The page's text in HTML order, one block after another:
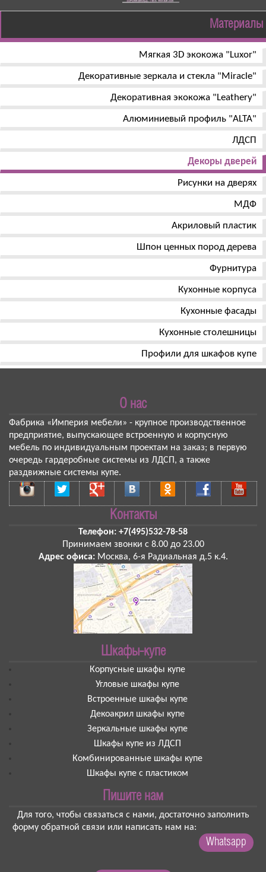
Материалы
Мягкая 3D экокожа "Luxor"
Декоративные зеркала и стекла "Miracle"
Декоративная экокожа "Leathery"
Алюминиевый профиль "ALTA"
ЛДСП
Декоры дверей
Рисунки на дверях
МДФ
Акриловый пластик
Шпон ценных пород дерева
Фурнитура
Кухонные корпуса
Кухонные фасады
Кухонные столешницы
Профили для шкафов купе
О нас
Фабрика «Империя мебели» - крупное производственное
предприятие, выпускающее встроенную и корпусную
мебель по индивидуальным проектам на заказ; в первую
очередь гардеробные системы из ЛДСП, а также
раздвижные системы купе.
Контакты
Телефон: +7(495)532-78-58
Принимаем звонки с 8.00 до 23.00
Адрес офиса: Москва, 6-я Радиальная д.5 к.4.
Шкафы-купе
Корпусные шкафы купе
Угловые шкафы купе
Встроенные шкафы купе
Декоакрил шкафы купе
Зеркальные шкафы купе
Шкафы купе из ЛДСП
Комбинированные шкафы купе
Шкафы купе с пластиком
Пишите нам
Для того, чтобы связаться с нами, достаточно заполнить
форму обратной связи или написать нам на:
Whatsapp